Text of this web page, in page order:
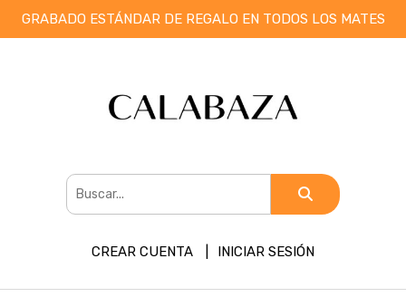
GRABADO ESTÁNDAR DE REGALO EN TODOS LOS MATES
CREAR CUENTA INICIAR SESIÓN